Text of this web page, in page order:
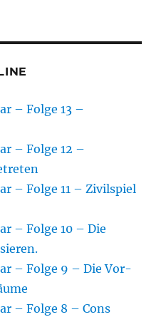
– Folge 13 –
– Folge 12 –
– Folge 11 – Zivilspiel
– Folge 10 – Die
– Folge 9 – Die Vor-
– Folge 8 – Cons